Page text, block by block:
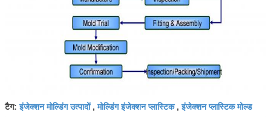
टैग:इंजेक्शन मोल्डिंग उत्पादों,मोल्डिंग इंजेक्शन प्लास्टिक,इंजेक्शन प्लास्टिक मोल्ड